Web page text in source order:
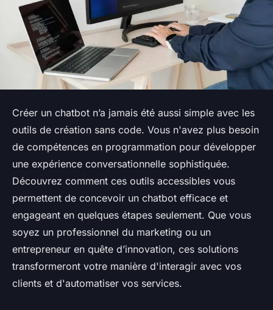
Créer un chatbot n’a jamais été aussi simple avec les
outils de création sans code. Vous n'avez plus besoin
de compétences en programmation pour développer
une expérience conversationnelle sophistiquée.
Découvrez comment ces outils accessibles vous
permettent de concevoir un chatbot efficace et
engageant en quelques étapes seulement. Que vous
soyez un professionnel du marketing ou un
entrepreneur en quête d’innovation, ces solutions
transformeront votre manière d'interagir avec vos
clients et d'automatiser vos services.